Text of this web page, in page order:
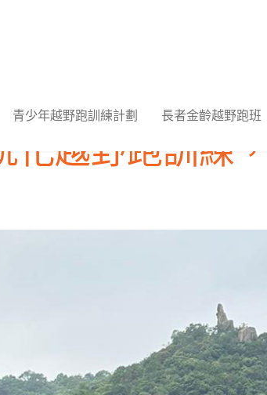
青少年越野跑訓練計劃
長者金齡越野跑班
化越野跑訓練